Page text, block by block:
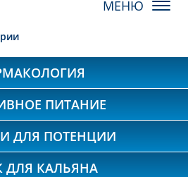
ПИТАНИЕ
ДЛЯ ПОТЕНЦИИ
ДЛЯ КАЛЬЯНА